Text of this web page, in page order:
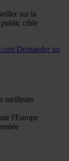
sur la
public cible
Demander un
meilleurs
l'Europe